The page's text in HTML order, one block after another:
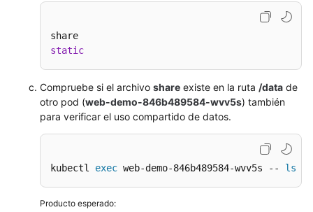
static
Compruebe si el archivo share existe en la ruta /data de
otro pod (web-demo-846b489584-wvv5s) también
para verificar el uso compartido de datos.
kubectl exec web-demo-846b489584-wvv5s -- ls
Producto esperado: